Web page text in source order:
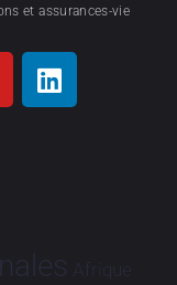
et assurances-vie
Afrique